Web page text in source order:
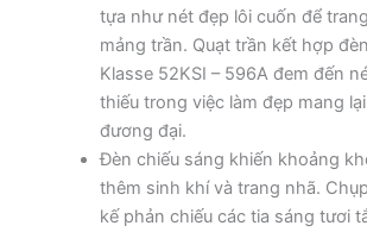
tựa như nét đẹp lôi cuốn để
mảng trần. Quạt trần kết hợp
Klasse 52KSI – 596A đem đến
thiếu trong việc làm đẹp mang
đương đại.
Đèn chiếu sáng khiến khoảng
thêm sinh khí và trang nhã.
kế phản chiếu các tia sáng tươi